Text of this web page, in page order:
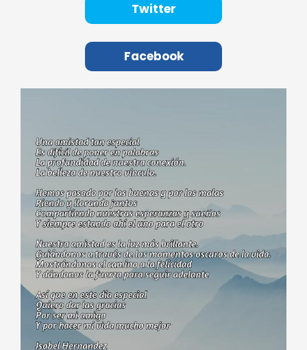
Twitter
Facebook